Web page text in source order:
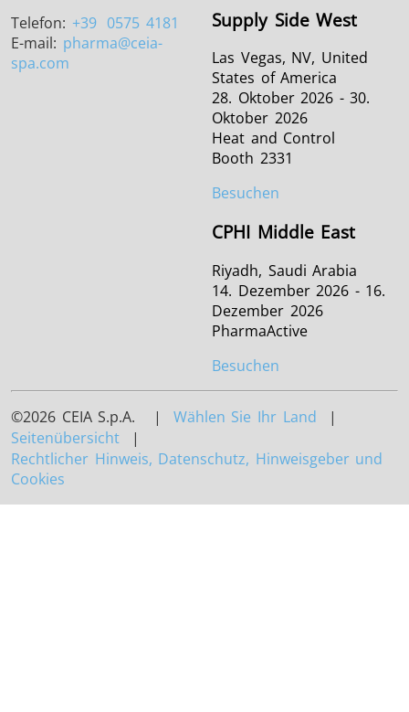
Telefon: +39 0575 4181
E-mail: pharma@ceia-
spa.com
Supply Side West
Las Vegas, NV, United
States of America
28. Oktober 2026 - 30.
Oktober 2026
Heat and Control
Booth 2331
Besuchen
CPHI Middle East
Riyadh, Saudi Arabia
14. Dezember 2026 - 16.
Dezember 2026
PharmaActive
Besuchen
©2026 CEIA S.p.A. | Wählen Sie Ihr Land |
Seitenübersicht |
Rechtlicher Hinweis, Datenschutz, Hinweisgeber und
Cookies